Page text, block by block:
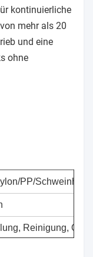
kontinuierliche
mehr als 20
und eine
ohne
PP/
Reinigung,